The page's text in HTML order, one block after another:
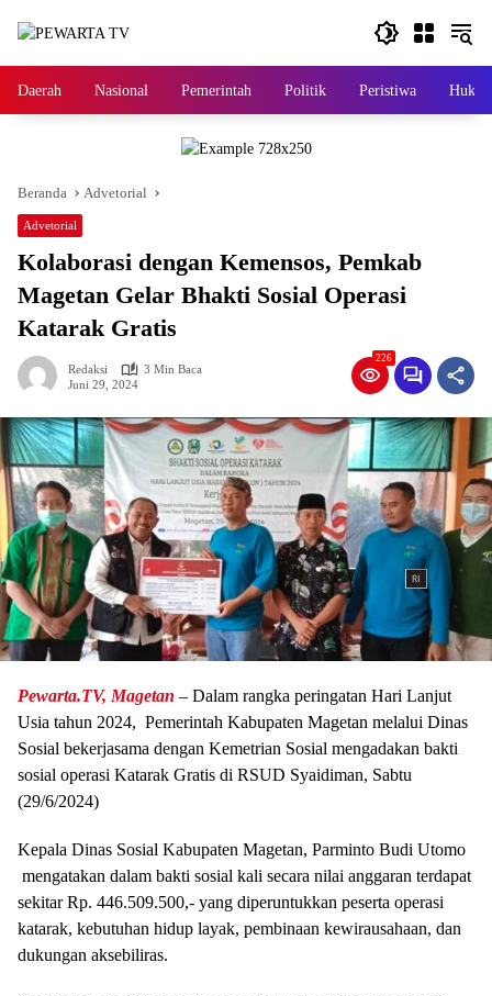
Daerah Nasional Pemerintah Politik Peristiwa
Beranda Advetorial
Advetorial
Kolaborasi dengan Kemensos, Pemkab
Magetan Gelar Bhakti Sosial Operasi
Katarak Gratis
Redaksi
3 Min Baca
Juni 29, 2024
226
Pewarta.TV, Magetan – Dalam rangka peringatan Hari Lanjut
Usia tahun 2024, Pemerintah Kabupaten Magetan melalui Dinas
Sosial bekerjasama dengan Kemetrian Sosial mengadakan bakti
sosial operasi Katarak Gratis di RSUD Syaidiman, Sabtu
(29/6/2024)
Kepala Dinas Sosial Kabupaten Magetan, Parminto Budi Utomo
mengatakan dalam bakti sosial kali secara nilai anggaran terdapat
sekitar Rp. 446.509.500,- yang diperuntukkan peserta operasi
katarak, kebutuhan hidup layak, pembinaan kewirausahaan, dan
dukungan aksebiliras.